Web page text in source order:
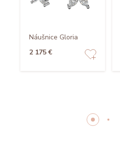
Náušnice Gloria
2 175 €